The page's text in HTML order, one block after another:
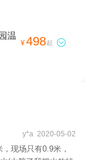
温
¥498起 
y*a 2020-05-02
现场只有0.9米，